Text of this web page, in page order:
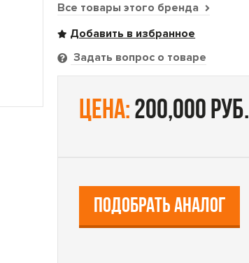
Все товары этого бренда
Задать вопрос о товаре
цена: 200,000 руб.
ПОДОБРАТЬ АНАЛОГ